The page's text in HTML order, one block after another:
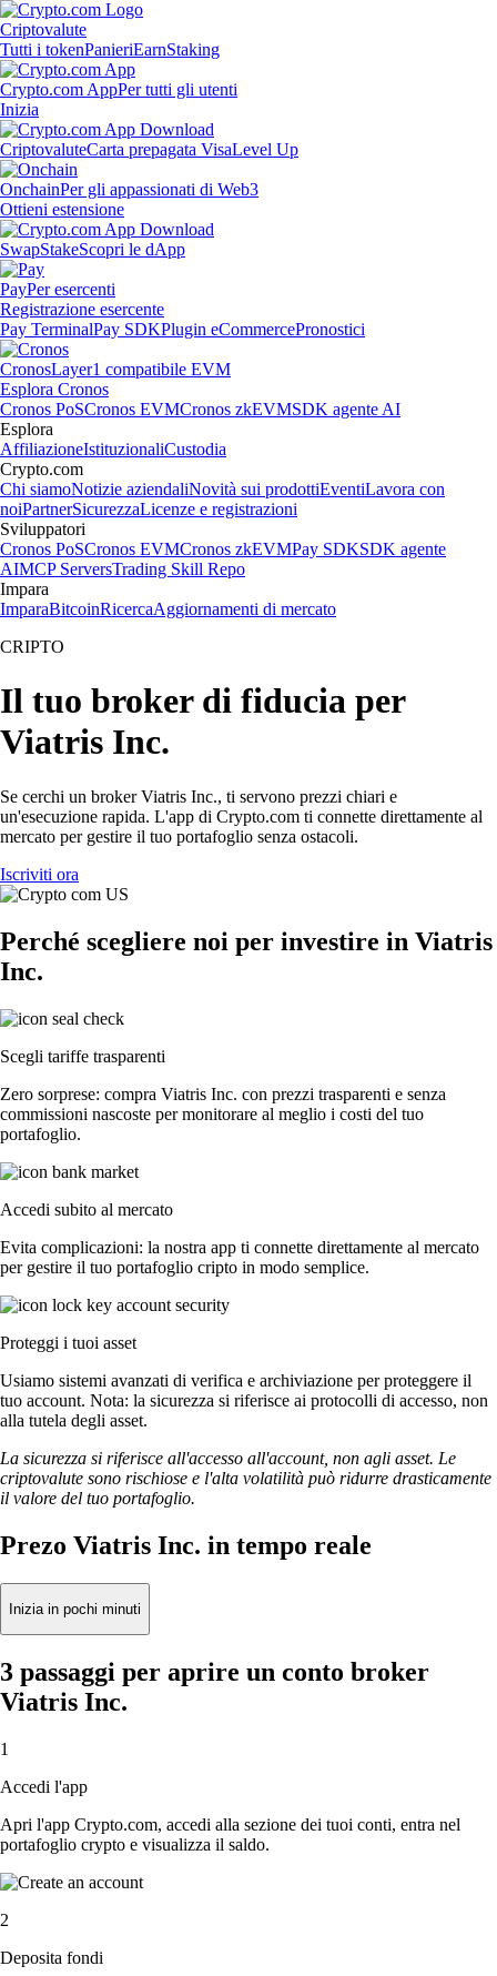
Criptovalute
Tutti i tokenPanieriEarnStaking
Crypto.com AppPer tutti gli utenti
Inizia
CriptovaluteCarta prepagata VisaLevel Up
OnchainPer gli appassionati di Web3
Ottieni estensione
SwapStakeScopri le dApp
PayPer esercenti
Registrazione esercente
Pay TerminalPay SDKPlugin eCommercePronostici
CronosLayer1 compatibile EVM
Esplora Cronos
Cronos PoSCronos EVMCronos zkEVMSDK agente AI
Esplora
AffiliazioneIstituzionaliCustodia
Crypto.com
Chi siamoNotizie aziendaliNovità sui prodottiEventiLavora con
noiPartnerSicurezzaLicenze e registrazioni
Sviluppatori
Cronos PoSCronos EVMCronos zkEVMPay SDKSDK agente
AIMCP ServersTrading Skill Repo
Impara
ImparaBitcoinRicercaAggiornamenti di mercato
CRIPTO
Il tuo broker di fiducia per
Viatris Inc.
Se cerchi un broker Viatris Inc., ti servono prezzi chiari e
un'esecuzione rapida. L'app di Crypto.com ti connette direttamente al
mercato per gestire il tuo portafoglio senza ostacoli.
Iscriviti ora
Perché scegliere noi per investire in Viatris
Inc.
Scegli tariffe trasparenti
Zero sorprese: compra Viatris Inc. con prezzi trasparenti e senza
commissioni nascoste per monitorare al meglio i costi del tuo
portafoglio.
Accedi subito al mercato
Evita complicazioni: la nostra app ti connette direttamente al mercato
per gestire il tuo portafoglio cripto in modo semplice.
Proteggi i tuoi asset
Usiamo sistemi avanzati di verifica e archiviazione per proteggere il
tuo account. Nota: la sicurezza si riferisce ai protocolli di accesso, non
alla tutela degli asset.
La sicurezza si riferisce all'accesso all'account, non agli asset. Le
criptovalute sono rischiose e l'alta volatilità può ridurre drasticamente
il valore del tuo portafoglio.
Prezo Viatris Inc. in tempo reale
Inizia in pochi minuti
3 passaggi per aprire un conto broker
Viatris Inc.
1
Accedi l'app
Apri l'app Crypto.com, accedi alla sezione dei tuoi conti, entra nel
portafoglio crypto e visualizza il saldo.
2
Deposita fondi